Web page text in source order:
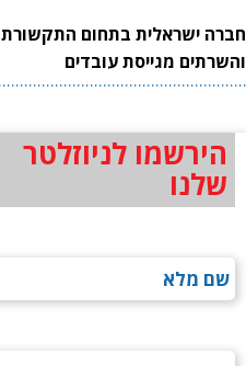
חברה ישראלית בתחום התקשורת
והשרתים מגייסת עובדים
הירשמו לניוזלטר
שלנו